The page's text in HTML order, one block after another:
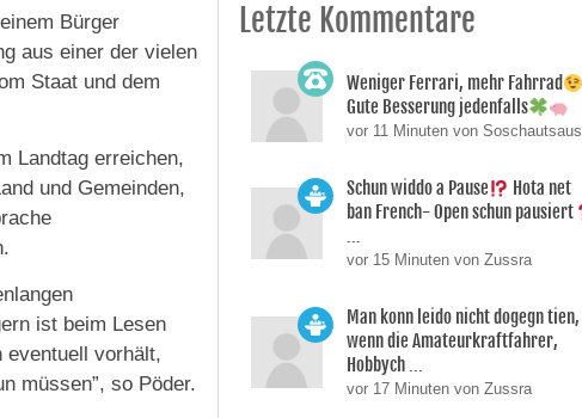
Bürger
aus einer der vielen
Staat und dem
Landtag erreichen,
und Gemeinden,
ist beim Lesen
eventuell vorhält,
müssen”, so Pöder.
Letzte Kommentare
Weniger Ferrari, mehr Fahrrad
Gute Besserung jedenfalls
vor 11 Minuten von Soschautsaus
Schun widdo a Pause
Hota net
ban French- Open schun pausiert
...
vor 15 Minuten von Zussra
Man konn leido nicht dogegn tien,
wenn die Amateurkraftfahrer,
Hobbych ...
vor 17 Minuten von Zussra